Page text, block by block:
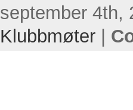
september 4th,
Klubbmøter|